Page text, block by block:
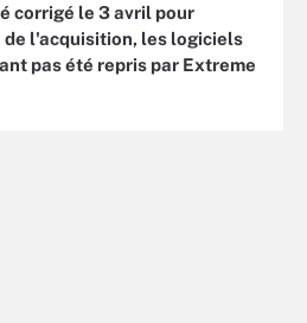
corrigé le 3 avril pour
l'acquisition, les logiciels
pas été repris par Extreme